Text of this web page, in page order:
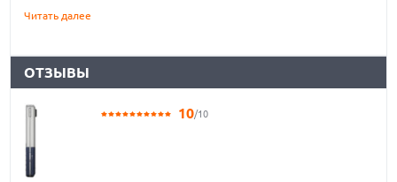
Читать далее
ОТЗЫВЫ
10/10